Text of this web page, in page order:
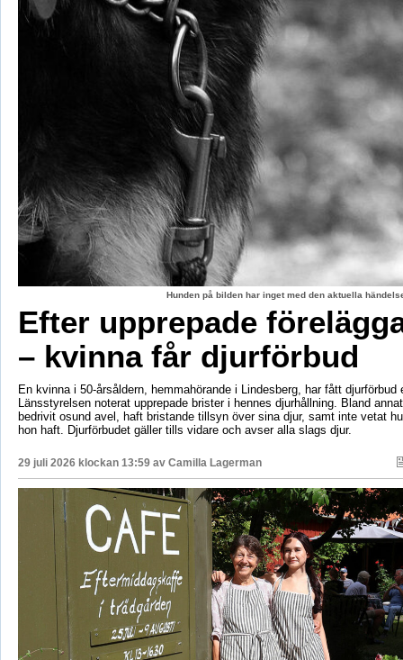
Hunden på bilden har inget med den aktuella
Efter upprepade
– kvinna får djurförbud
En kvinna i 50-årsåldern, hemmahörande i Lindesberg, har fått djurförbud
Länsstyrelsen noterat upprepade brister i hennes djurhållning. Bland
bedrivit osund avel, haft bristande tillsyn över sina djur, samt inte vetat
hon haft. Djurförbudet gäller tills vidare och avser alla slags djur.
29 juli 2026 klockan 13:59 av Camilla Lagerman